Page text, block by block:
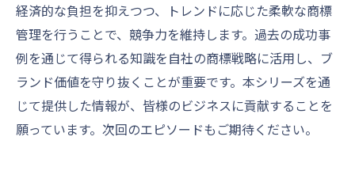
経済的な負担を抑えつつ、トレンドに応じた柔軟な商標
管理を行うことで、競争力を維持します。過去の成功事
例を通じて得られる知識を自社の商標戦略に活用し、ブ
ランド価値を守り抜くことが重要です。本シリーズを通
じて提供した情報が、皆様のビジネスに貢献することを
願っています。次回のエピソードもご期待ください。